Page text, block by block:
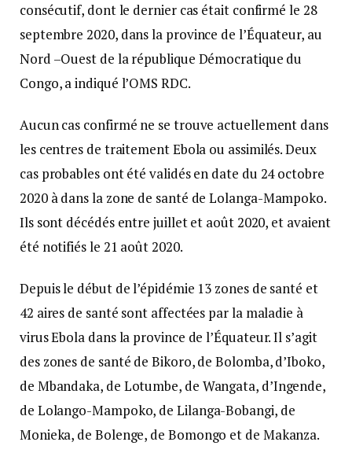
consécutif, dont le dernier cas était confirmé le 28
septembre 2020, dans la province de l’Équateur, au
Nord –Ouest de la république Démocratique du
Congo, a indiqué l’OMS RDC.
Aucun cas confirmé ne se trouve actuellement dans
les centres de traitement Ebola ou assimilés. Deux
cas probables ont été validés en date du 24 octobre
2020 à dans la zone de santé de Lolanga-Mampoko.
Ils sont décédés entre juillet et août 2020, et avaient
été notifiés le 21 août 2020.
Depuis le début de l’épidémie 13 zones de santé et
42 aires de santé sont affectées par la maladie à
virus Ebola dans la province de l’Équateur. Il s’agit
des zones de santé de Bikoro, de Bolomba, d’Iboko,
de Mbandaka, de Lotumbe, de Wangata, d’Ingende,
de Lolango-Mampoko, de Lilanga-Bobangi, de
Monieka, de Bolenge, de Bomongo et de Makanza.